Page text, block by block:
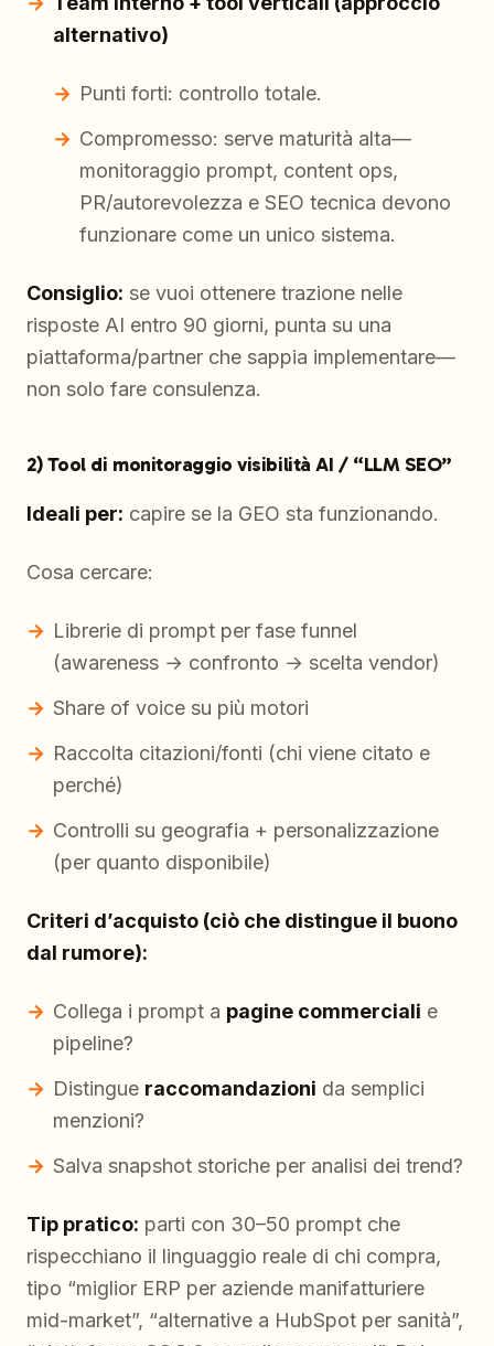
alternativo)
Punti forti: controllo totale.
Compromesso: serve maturità alta—
monitoraggio prompt, content ops,
PR/autorevolezza e SEO tecnica devono
funzionare come un unico sistema.
Consiglio: se vuoi ottenere trazione nelle
risposte AI entro 90 giorni, punta su una
piattaforma/partner che sappia implementare—
non solo fare consulenza.
2) Tool di monitoraggio visibilità AI / “LLM SEO”
Ideali per: capire se la GEO sta funzionando.
Cosa cercare:
Librerie di prompt per fase funnel
(awareness → confronto → scelta vendor)
Share of voice su più motori
Raccolta citazioni/fonti (chi viene citato e
perché)
Controlli su geografia + personalizzazione
(per quanto disponibile)
Criteri d’acquisto (ciò che distingue il buono
dal rumore):
Collega i prompt a pagine commerciali e
pipeline?
Distingue raccomandazioni da semplici
menzioni?
Salva snapshot storiche per analisi dei trend?
Tip pratico: parti con 30–50 prompt che
rispecchiano il linguaggio reale di chi compra,
tipo “miglior ERP per aziende manifatturiere
mid-market”, “alternative a HubSpot per sanità”,